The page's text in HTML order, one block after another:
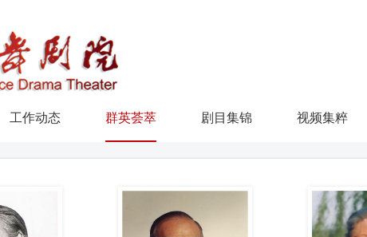
工作动态 群英荟萃 剧目集锦 视频集粹